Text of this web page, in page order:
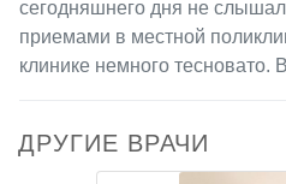
сегодняшнего дня не
приемами в местной
клинике немного тесновато.
ДРУГИЕ ВРАЧИ